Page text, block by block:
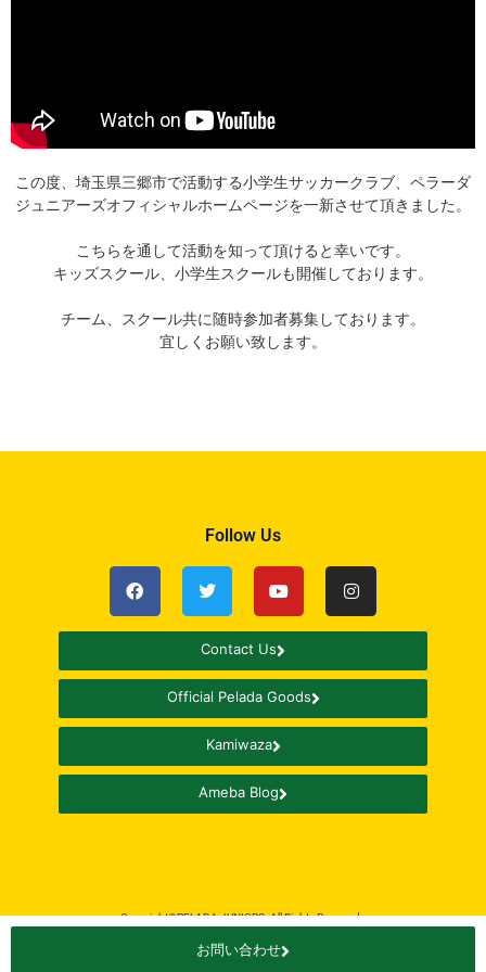
この度、埼玉県三郷市で活動する小学生サッカークラブ、ペラーダ
ジュニアーズオフィシャルホームページを一新させて頂きました。
こちらを通して活動を知って頂けると幸いです。
キッズスクール、小学生スクールも開催しております。
チーム、スクール共に随時参加者募集しております。
宜しくお願い致します。
お問い合わせ
Follow Us
Contact Us
Official Pelada Goods
Kamiwaza
Ameba Blog
Copyright©PELADA JUNIORS. All Rights Reserved.
Design By Fit Solutions